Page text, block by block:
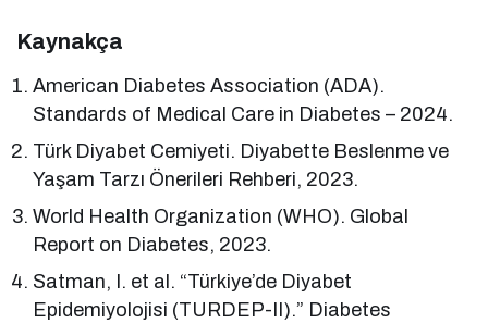
Kaynakça
American Diabetes Association (ADA).
Standards of Medical Care in Diabetes – 2024.
Türk Diyabet Cemiyeti. Diyabette Beslenme ve
Yaşam Tarzı Önerileri Rehberi, 2023.
World Health Organization (WHO). Global
Report on Diabetes, 2023.
Satman, I. et al. “Türkiye’de Diyabet
Epidemiyolojisi (TURDEP-II).” Diabetes